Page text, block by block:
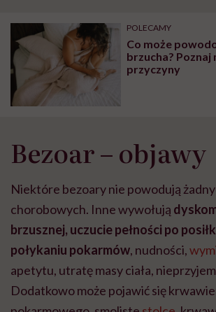
POLECAMY
Co może
brzucha? Poznaj
przyczyny
Bezoar – objawy
Niektóre bezoary nie powodują
chorobowych. Inne wywołują
brzusznej, uczucie pełności po
połykaniu pokarmów, nudności,
apetytu, utratę masy ciała,
Dodatkowo może pojawić się